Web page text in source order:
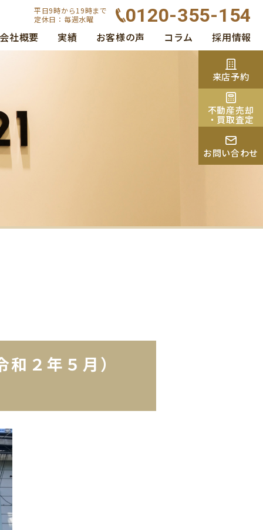
平日9時から19時まで
定休日：毎週水曜
0120-355-154
会社概要 実績 お客様の声 コラム 採用情報
来店予約
不動産売却
・買取査定
お問い合わせ
和２年５月）